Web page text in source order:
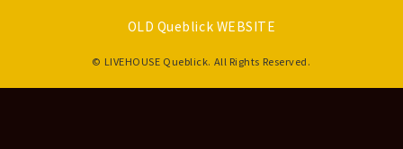
OLD Queblick WEBSITE
© LIVEHOUSE Queblick. All Rights Reserved.